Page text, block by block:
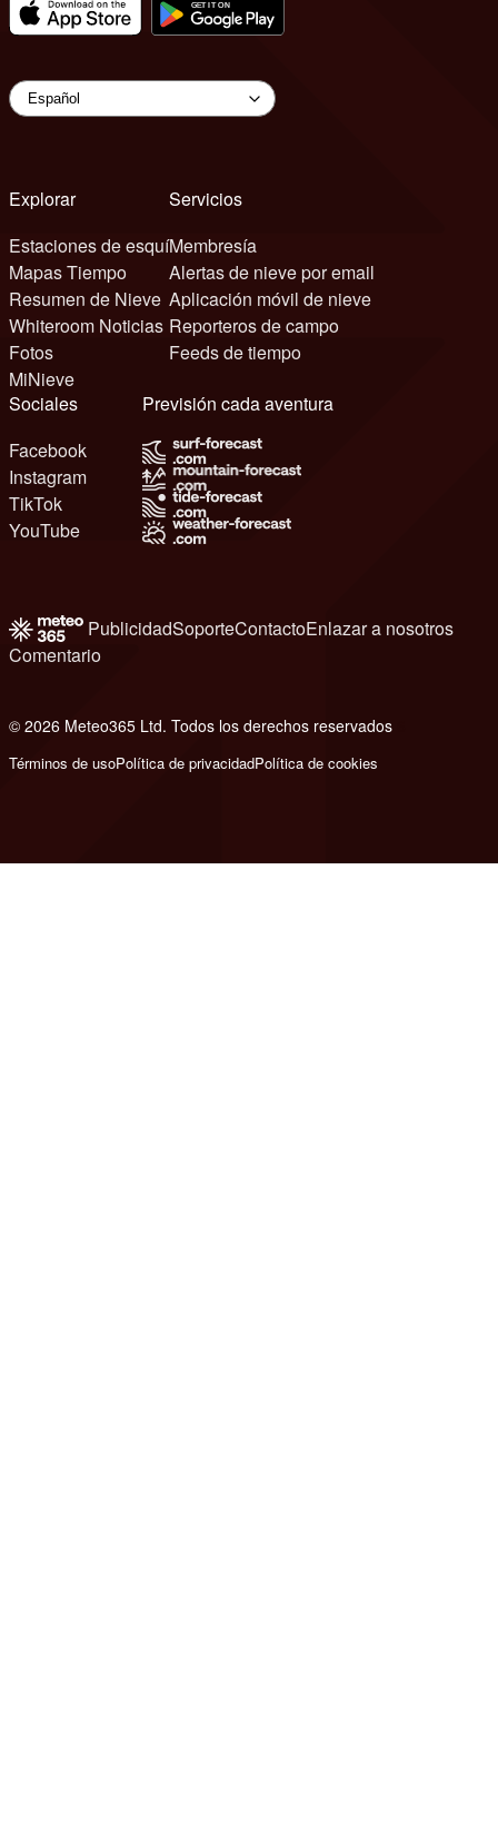
Explorar
Estaciones de esquí
Mapas Tiempo
Resumen de Nieve
Whiteroom Noticias
Fotos
MiNieve
Servicios
Membresía
Alertas de nieve por email
Aplicación móvil de nieve
Reporteros de campo
Feeds de tiempo
Sociales
Facebook
Instagram
TikTok
YouTube
Previsión cada aventura
PublicidadSoporteContactoEnlazar a nosotros
Comentario
© 2026 Meteo365 Ltd. Todos los derechos reservados
Términos de usoPolítica de privacidadPolítica de cookies